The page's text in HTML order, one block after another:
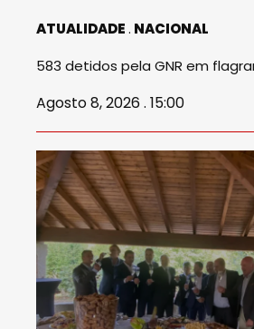
ATUALIDADE NACIONAL
583 detidos pela GNR em
Agosto 8, 2026 . 15:00